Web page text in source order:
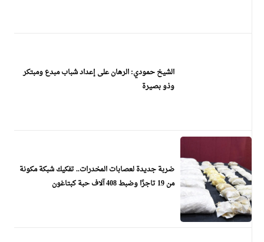
الشيخ حمودي: الرهان على إعداد شباب مبدع ومبتكر
وذو بصيرة
ضربة جديدة لعصابات المخدرات.. تفكيك شبكة مكونة
من 19 تاجرًا وضبط 408 آلاف حبة كبتاغون